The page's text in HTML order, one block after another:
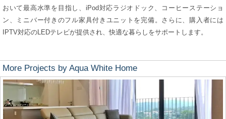
おいて最高水準を目指し、iPod対応ラジオドック、コーヒーステーショ
ン、ミニバー付きのフル家具付きユニットを完備。さらに、購入者には
IPTV対応のLEDテレビが提供され、快適な暮らしをサポートします。
More Projects by Aqua White Home